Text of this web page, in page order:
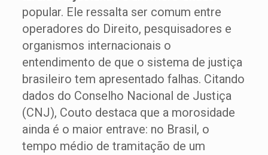
popular. Ele ressalta ser comum entre
operadores do Direito, pesquisadores e
organismos internacionais o
entendimento de que o sistema de justiça
brasileiro tem apresentado falhas. Citando
dados do Conselho Nacional de Justiça
(CNJ), Couto destaca que a morosidade
ainda é o maior entrave: no Brasil, o
tempo médio de tramitação de um